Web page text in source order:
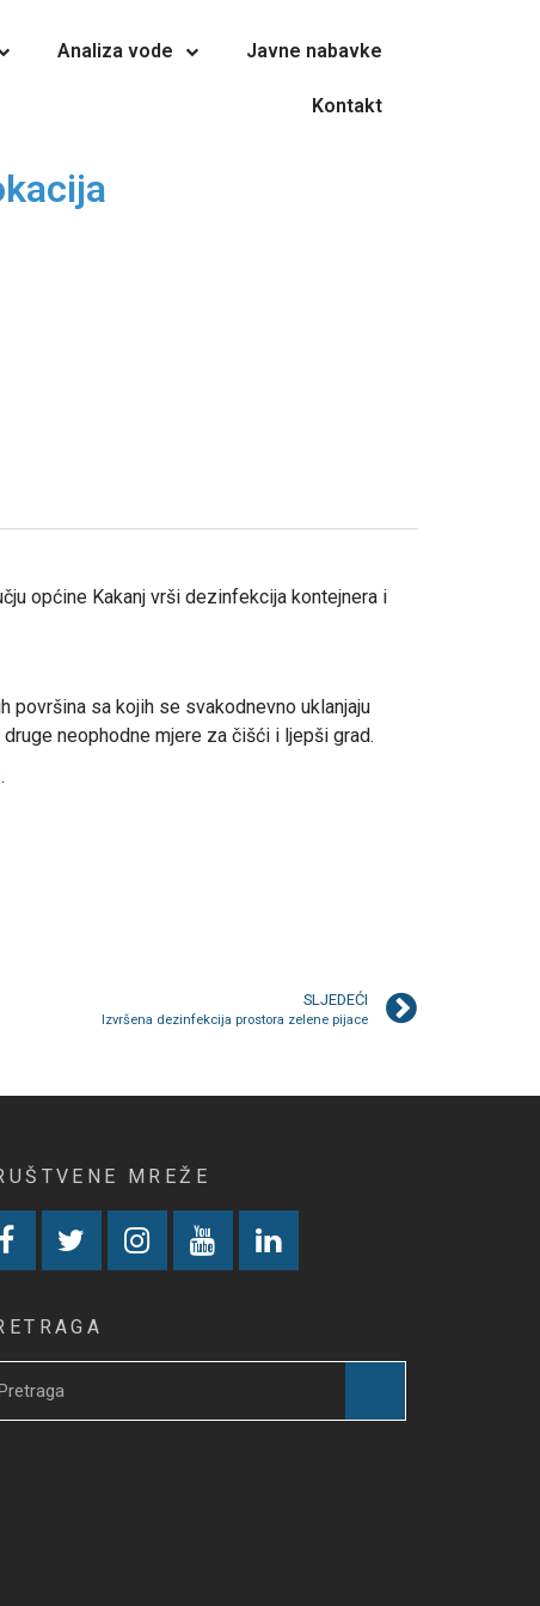
Analiza vode Javne nabavke
Kontakt
općine Kakanj vrši dezinfekcija kontejnera i
površina sa kojih se svakodnevno uklanjaju
neophodne mjere za čišći i ljepši grad.
SLJEDEĆI
Izvršena dezinfekcija prostora zelene pijace
MREŽE